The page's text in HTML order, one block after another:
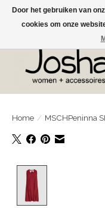
GRATIS OPHALEN IN DE
Home / MSCHPeninna
Door het gebruiken van
cookies om onze